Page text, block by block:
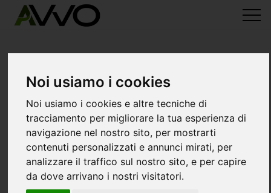
Noi usiamo i cookies
Noi usiamo i cookies e altre tecniche di
tracciamento per migliorare la tua esperienza di
navigazione nel nostro sito, per mostrarti
contenuti personalizzati e annunci mirati, per
analizzare il traffico sul nostro sito, e per capire
da dove arrivano i nostri visitatori.